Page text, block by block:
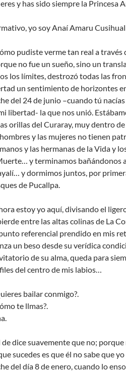
y has sido siempre la Princesa
yo soy Anaí Amaru
pudiste verme tan real a través
no fue un sueño, sino un
los límites, destrozó todas las
un sentimiento de horizontes
del 24 de junio –cuando tú
libertad- la que nos unió.
orillas del Curaray, muy dentro
y las mujeres no tienen
y las hermanas de la Vida y
y terminamos bañándonos
y dormimos juntos, por
de Pucallpa.
estoy yo aquí, divisando el
entre las altas colinas de La
referencial prendido en mis
un beso desde su verídica
de su alma, queda para
del centro de mis labios…
bailar conmigo?.
te llmas?.
de dice suavemente que no;
sucedes es que él no sabe que
del día 8 de enero, cuando lo